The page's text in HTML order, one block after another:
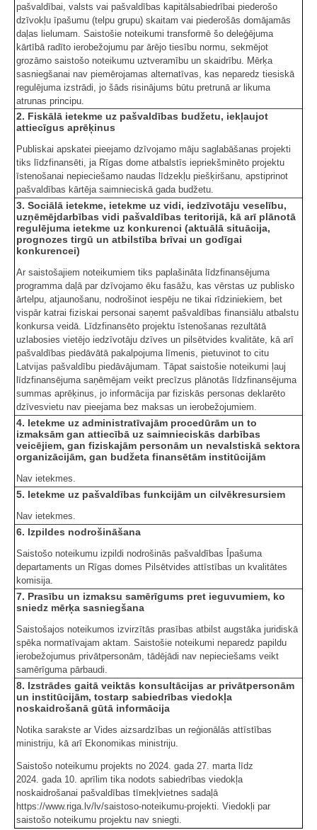
pašvaldībai, valsts vai pašvaldības kapitālsabiedrībai piederošo
dzīvokļu īpašumu (telpu grupu) skaitam vai piederošās domājamās
daļas lielumam. Saistošie noteikumi transformē šo deleģējuma
kārtībā radīto ierobežojumu par ārējo tiesību normu, sekmējot
grozāmo saistošo noteikumu uztveramību un skaidrību. Mērķa
sasniegšanai nav piemērojamas alternatīvas, kas neparedz tiesiskā
regulējuma izstrādi, jo šāds risinājums būtu pretrunā ar likuma
atrunas principu.
2. Fiskālā ietekme uz pašvaldības budžetu, iekļaujot
attiecīgus aprēķinus
Publiskai apskatei pieejamo dzīvojamo māju saglabāšanas projekti
tiks līdzfinansēti, ja Rīgas dome atbalstīs iepriekšminēto projektu
īstenošanai nepieciešamo naudas līdzekļu piešķiršanu, apstiprinot
pašvaldības kārtēja saimnieciskā gada budžetu.
3. Sociālā ietekme, ietekme uz vidi, iedzīvotāju veselību,
uzņēmējdarbības vidi pašvaldības teritorijā, kā arī plānotā
regulējuma ietekme uz konkurenci (aktuālā situācija,
prognozes tirgū un atbilstība brīvai un godīgai
konkurencei)
Ar saistošajiem noteikumiem tiks paplašināta līdzfinansējuma
programma daļā par dzīvojamo ēku fasāžu, kas vērstas uz publisko
ārtelpu, atjaunošanu, nodrošinot iespēju ne tikai rīdziniekiem, bet
vispār katrai fiziskai personai saņemt pašvaldības finansiālu atbalstu
konkursa veidā. Līdzfinansēto projektu īstenošanas rezultātā
uzlabosies vietējo iedzīvotāju dzīves un pilsētvides kvalitāte, kā arī
pašvaldības piedāvātā pakalpojuma līmenis, pietuvinot to citu
Latvijas pašvaldību piedāvājumam. Tāpat saistošie noteikumi ļauj
līdzfinansējuma saņēmējam veikt precīzus plānotās līdzfinansējuma
summas aprēķinus, jo informācija par fiziskās personas deklarēto
dzīvesvietu nav pieejama bez maksas un ierobežojumiem.
4. Ietekme uz administratīvajām procedūrām un to
izmaksām gan attiecībā uz saimnieciskās darbības
veicējiem, gan fiziskajām personām un nevalstiskā sektora
organizācijām, gan budžeta finansētām institūcijām
Nav ietekmes.
5. Ietekme uz pašvaldības funkcijām un cilvēkresursiem
Nav ietekmes.
6. Izpildes nodrošināšana
Saistošo noteikumu izpildi nodrošinās pašvaldības Īpašuma
departaments un Rīgas domes Pilsētvides attīstības un kvalitātes
komisija.
7. Prasību un izmaksu samērīgums pret ieguvumiem, ko
sniedz mērķa sasniegšana
Saistošajos noteikumos izvirzītās prasības atbilst augstāka juridiskā
spēka normatīvajam aktam. Saistošie noteikumi neparedz papildu
ierobežojumus privātpersonām, tādējādi nav nepieciešams veikt
samērīguma pārbaudi.
8. Izstrādes gaitā veiktās konsultācijas ar privātpersonām
un institūcijām, tostarp sabiedrības viedokļa
noskaidrošanā gūtā informācija
Notika sarakste ar Vides aizsardzības un reģionālās attīstības
ministriju, kā arī Ekonomikas ministriju.
Saistošo noteikumu projekts no 2024. gada 27. marta līdz
2024. gada 10. aprīlim tika nodots sabiedrības viedokļa
noskaidrošanai pašvaldības tīmekļvietnes sadaļā
https://www.riga.lv/lv/saistoso-noteikumu-projekti. Viedokļi par
saistošo noteikumu projektu nav sniegti.